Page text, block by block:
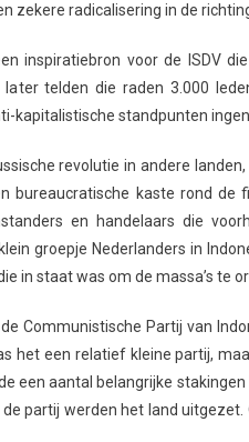
zekere radicalisering in de
inspiratiebron voor de ISDV
telden die raden 3.000
kapitalistische standpunten
revolutie in andere
bureaucratische kaste rond de
en handelaars die
groepje Nederlanders in
in staat was om de massa’s te
Communistische Partij van
het een relatief kleine partij,
een aantal belangrijke
partij werden het land